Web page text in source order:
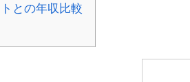
との年収比較